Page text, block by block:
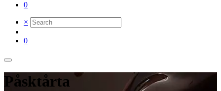
0
×
0
Påsktårta